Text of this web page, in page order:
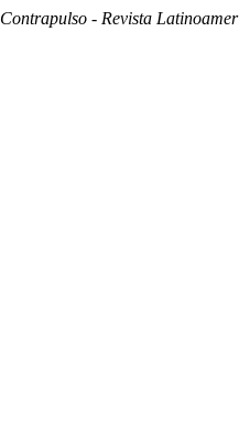
Contrapulso - Revista